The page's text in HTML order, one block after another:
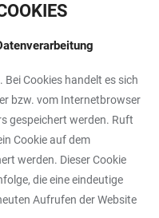
Bei Cookies handelt es sich
bzw. vom Internetbrowser
gespeichert werden. Ruft
Cookie auf dem
werden. Dieser Cookie
die eine eindeutige
Aufrufen der Website